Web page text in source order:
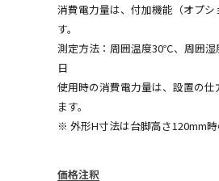
消費電力量は、付加機能（オプ
す。
測定方法：周囲温度30℃、周囲
日
使用時の消費電力量は、設置の
ます。
※ 外形H寸法は台脚高さ120mm時
価格注釈